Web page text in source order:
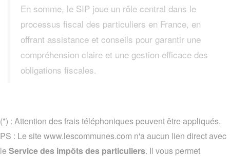
En somme, le SIP joue un rôle central dans le
processus fiscal des particuliers en France, en
offrant assistance et conseils pour garantir une
compréhension claire et une gestion efficace des
obligations fiscales.
(*) : Attention des frais téléphoniques peuvent être appliqués.
PS : Le site www.lescommunes.com n'a aucun lien direct avec
le Service des impôts des particuliers. Il vous permet